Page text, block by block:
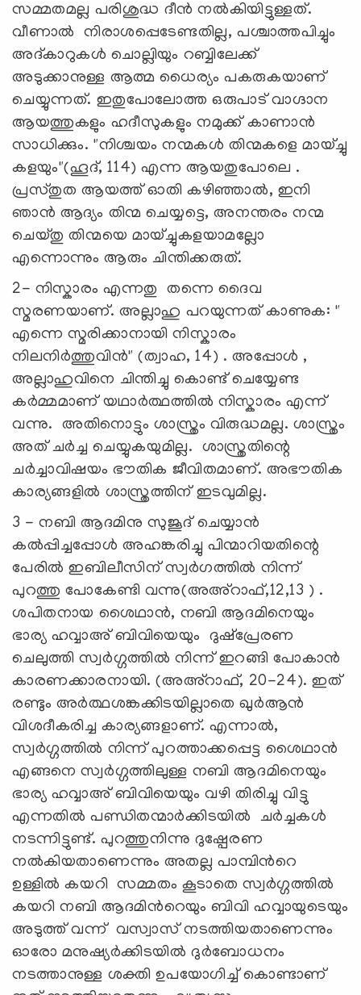
സമ്മതമല്ല പരിശുദ്ധ ദീൻ നൽകിയിട്ടുള്ളത്.
വീണാൽ നിരാശപ്പെടേണ്ടതില്ല, പശ്ചാത്തപിച്ചും
അദ്കാറുകൾ ചൊല്ലിയും റബ്ബിലേക്ക്
അടുക്കാനുള്ള ആത്മ ധൈര്യം പകരുകയാണ്
ചെയ്യുന്നത്. ഇതുപോലോത്ത ഒരുപാട് വാഗ്ദാന
ആയത്തുകളും ഹദീസുകളും നമുക്ക് കാണാൻ
സാധിക്കും. "നിശ്ചയം നന്മകൾ തിന്മകളെ മായ്ച്ചു
കളയും"(ഹൂദ്, 114) എന്ന ആയതുപോലെ .
പ്രസ്തുത ആയത്ത് ഓതി കഴിഞ്ഞാൽ, ഇനി
ഞാൻ ആദ്യം തിന്മ ചെയ്യട്ടെ, അനന്തരം നന്മ
ചെയ്തു തിന്മയെ മായ്ച്ചുകളയാമല്ലോ
എന്നൊന്നും ആരും ചിന്തിക്കരുത്.
2- നിസ്കാരം എന്നതു തന്നെ ദൈവ
സ്മരണയാണ്. അല്ലാഹു പറയുന്നത് കാണുക: "
എന്നെ സ്മരിക്കാനായി നിസ്കാരം
നിലനിർത്തുവിൻ" (ത്വാഹ, 14) . അപ്പോൾ ,
അല്ലാഹുവിനെ ചിന്തിച്ചു കൊണ്ട് ചെയ്യേണ്ട
കർമ്മമാണ് യഥാർത്ഥത്തിൽ നിസ്കാരം എന്ന്
വന്നു. അതിനൊട്ടും ശാസ്ത്രം വിരുദ്ധമല്ല. ശാസ്ത്രം
അത് ചർച്ച ചെയ്യുകയുമില്ല. ശാസ്ത്രതിന്റെ
ചർച്ചാവിഷയം ഭൗതിക ജീവിതമാണ്. അഭൗതിക
കാര്യങ്ങളിൽ ശാസ്ത്രത്തിന് ഇടവുമില്ല.
3 - നബി ആദമിനു സുജൂദ് ചെയ്യാൻ
കൽപ്പിച്ചപ്പോൾ അഹങ്കരിച്ചു പിന്മാറിയതിന്റെ
പേരിൽ ഇബിലീസിന് സ്വർഗത്തിൽ നിന്ന്
പുറത്തു പോകേണ്ടി വന്നു(അഅ്റാഫ്,12,13 ) .
ശപിതനായ ശൈഥാൻ, നബി ആദമിനെയും
ഭാര്യ ഹവ്വാഅ് ബിവിയെയും ദുഷ്പ്രേരണ
ചെലുത്തി സ്വർഗ്ഗത്തിൽ നിന്ന് ഇറങ്ങി പോകാൻ
കാരണക്കാരനായി. (അഅ്റാഫ്, 20-24). ഇത്
രണ്ടും അർത്ഥശങ്കക്കിടയില്ലാതെ ഖുർആൻ
വിശദീകരിച്ച കാര്യങ്ങളാണ്. എന്നാൽ,
സ്വർഗ്ഗത്തിൽ നിന്ന് പുറത്താക്കപ്പെട്ട ശൈഥാൻ
എങ്ങനെ സ്വർഗ്ഗത്തിലുള്ള നബി ആദമിനെയും
ഭാര്യ ഹവ്വാഅ് ബിവിയെയും വഴി തിരിച്ചു വിട്ടു
എന്നതിൽ പണ്ഡിതന്മാർക്കിടയിൽ ചർച്ചകൾ
നടന്നിട്ടുണ്ട്. പുറത്തുനിന്നു ദുഷ്പേരണ
നൽകിയതാണെന്നും അതല്ല പാമ്പിൻറെ
ഉള്ളിൽ കയറി സമ്മതം കൂടാതെ സ്വർഗ്ഗത്തിൽ
കയറി നബി ആദമിൻറെയും ബിവി ഹവ്വായുടെയും
അടുത്ത് വന്ന് വസ്വാസ് നടത്തിയതാണെന്നും
ഓരോ മനുഷ്യർക്കിടയിൽ ദുർബോധനം
നടത്താനുള്ള ശക്തി ഉപയോഗിച്ച് കൊണ്ടാണ്